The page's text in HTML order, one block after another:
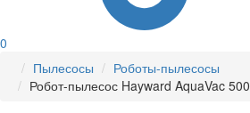
0
Пылесосы
Роботы-пылесосы
Робот-пылесос Hayward AquaVac 500